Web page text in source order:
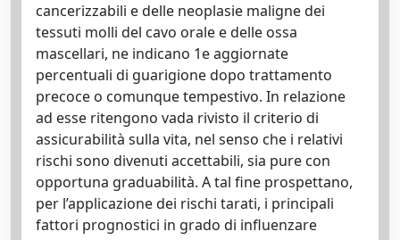
cancerizzabili e delle neoplasie maligne dei
tessuti molli del cavo orale e delle ossa
mascellari, ne indicano 1e aggiornate
percentuali di guarigione dopo trattamento
precoce o comunque tempestivo. In relazione
ad esse ritengono vada rivisto il criterio di
assicurabilità sulla vita, nel senso che i relativi
rischi sono divenuti accettabili, sia pure con
opportuna graduabilità. A tal fine prospettano,
per l’applicazione dei rischi tarati, i principali
fattori prognostici in grado di influenzare